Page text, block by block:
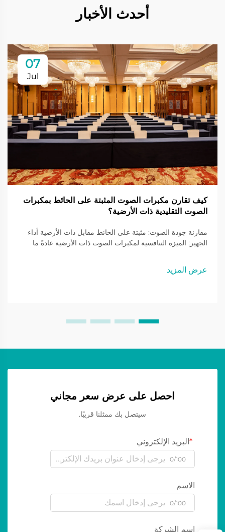
أحدث الأخبار
07
Jul
كيف تقارن مكبرات الصوت المثبتة على الحائط بمكبرات
الصوت التقليدية ذات الأرضية؟
مقارنة جودة الصوت: مثبتة على الحائط مقابل ذات الأرضية أداء
الجهير: الميزة التنافسية لمكبرات الصوت ذات الأرضية عادةً ما
مكبرات الصوت الأكبر والأحجام الأكبر من الصناديق. هذا التصميم
غالبًا ما يسمح لها بتقديم...
عرض المزيد
احصل على عرض سعر مجاني
سيتصل بك ممثلنا قريبًا.
البريد الإلكتروني
0/100
الاسم
0/100
اسم الشركة